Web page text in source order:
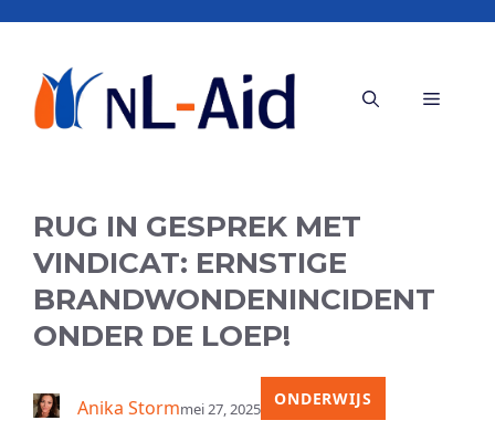
inhoud
Menu
RUG IN GESPREK MET
VINDICAT: ERNSTIGE
BRANDWONDENINCIDENT
ONDER DE LOEP!
Anika Stormmei 27, 2025 ONDERWIJS